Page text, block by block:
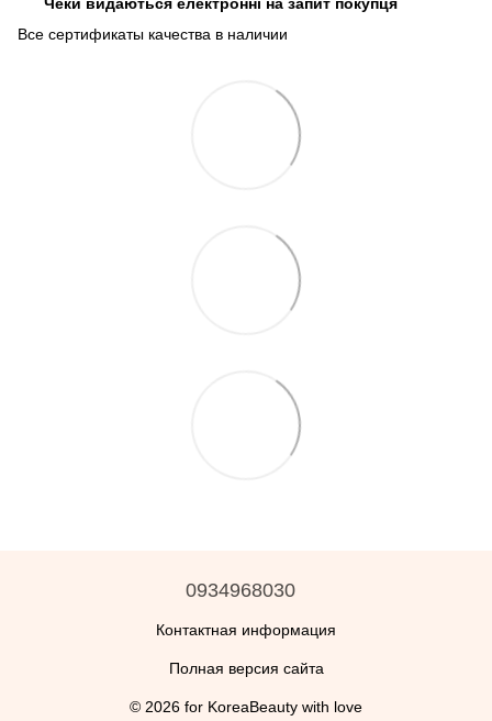
Все сертификаты качества в наличии
0934968030
Контактная информация
Полная версия сайта
© 2026 for KoreaBeauty with love